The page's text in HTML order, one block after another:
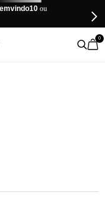
ou
0